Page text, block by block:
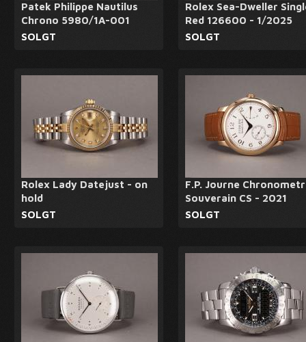
Patek Philippe Nautilus
Chrono 5980/1A-001
SOLGT
Rolex Sea-Dweller
Red 126600 - 1/2025
SOLGT
Rolex Lady Datejust - on
hold
SOLGT
F.P. Journe
Souverain CS - 2021
SOLGT